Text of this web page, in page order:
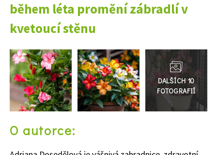
během léta promění zábradlí v
kvetoucí stěnu
Přejít
do
galerie
O autorce: